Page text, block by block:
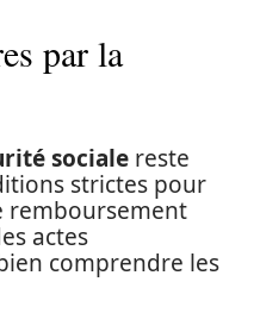
par la
sociale reste
strictes pour
remboursement
actes
comprendre les